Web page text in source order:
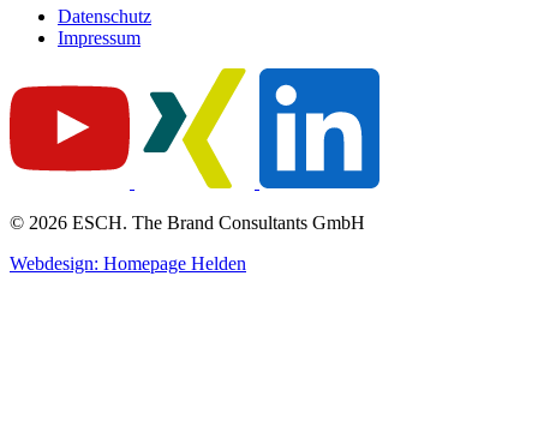
Datenschutz
Impressum
© 2026 ESCH. The Brand Consultants GmbH
Webdesign: Homepage Helden